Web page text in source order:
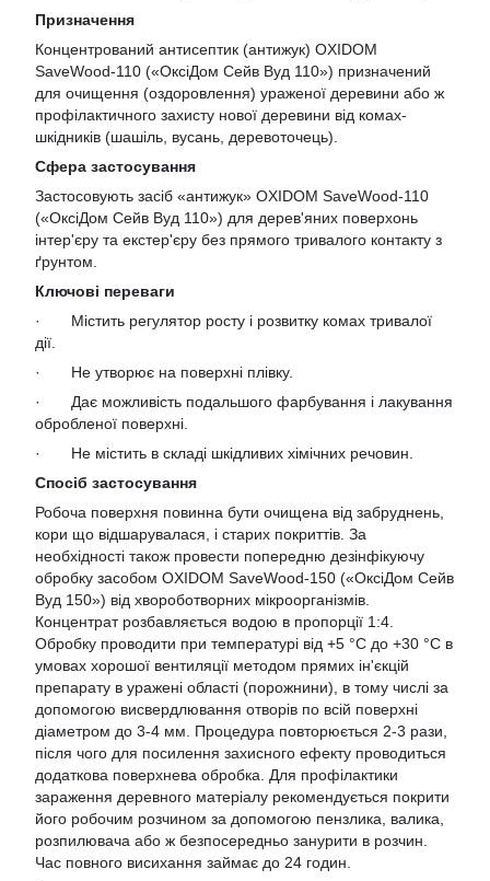
Призначення
Концентрований антисептик (антижук) OXIDOM
SaveWood-110 («ОксіДом Сейв Вуд 110») призначений
для очищення (оздоровлення) ураженої деревини або ж
профілактичного захисту нової деревини від комах-
шкідників (шашіль, вусань, деревоточець).
Сфера застосування
Застосовують засіб «антижук» OXIDOM SaveWood-110
(«ОксіДом Сейв Вуд 110») для дерев'яних поверхонь
інтер'єру та екстер'єру без прямого тривалого контакту з
ґрунтом.
Ключові переваги
· Містить регулятор росту і розвитку комах тривалої
дії.
· Не утворює на поверхні плівку.
· Дає можливість подальшого фарбування і лакування
обробленої поверхні.
· Не містить в складі шкідливих хімічних речовин.
Спосіб застосування
Робоча поверхня повинна бути очищена від забруднень,
кори що відшарувалася, і старих покриттів. За
необхідності також провести попередню дезінфікуючу
обробку засобом OXIDOM SaveWood-150 («ОксіДом Сейв
Вуд 150») від хвороботворних мікроорганізмів.
Концентрат розбавляється водою в пропорції 1:4.
Обробку проводити при температурі від +5 °C до +30 °C в
умовах хорошої вентиляції методом прямих ін'єкцій
препарату в уражені області (порожнини), в тому числі за
допомогою висвердлювання отворів по всій поверхні
діаметром до 3-4 мм. Процедура повторюється 2-3 рази,
після чого для посилення захисного ефекту проводиться
додаткова поверхнева обробка. Для профілактики
зараження деревного матеріалу рекомендується покрити
його робочим розчином за допомогою пензлика, валика,
розпилювача або ж безпосередньо занурити в розчин.
Час повного висихання займає до 24 годин.